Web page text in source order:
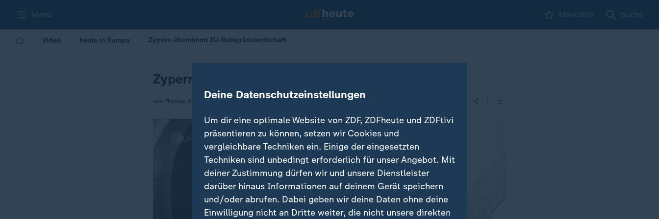
Menü Merkliste Suche
Video heute in Europa Zypern übernimmt EU-Ratspräsidentschaft
Zypern übernimmt EU-Ratspräsidentschaft
von Thomas ReichartDeine Datenschutzeinstellungen
Um dir eine optimale Website von ZDF, ZDFheute und ZDFtivi
präsentieren zu können, setzen wir Cookies und
vergleichbare Techniken ein. Einige der eingesetzten
Techniken sind unbedingt erforderlich für unser Angebot. Mit
deiner Zustimmung dürfen wir und unsere Dienstleister
darüber hinaus Informationen auf deinem Gerät speichern
und/oder abrufen. Dabei geben wir deine Daten ohne deine
Einwilligung nicht an Dritte weiter, die nicht unsere direkten